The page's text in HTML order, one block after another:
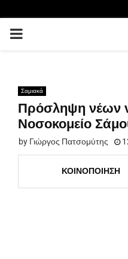
PRIMARY
Σαμιακά
Πρόσληψη νέων
Νοσοκομείο
by Γιώργος Πατσομύτης
ΚΟΙΝΟΠΟΊΗΣΗ